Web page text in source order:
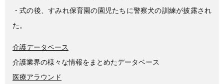
・式の後、すみれ保育園の園児たちに警察犬の訓練が披露され
た。
介護データベース
介護業界の様々な情報をまとめたデータベース
医療アラウンド